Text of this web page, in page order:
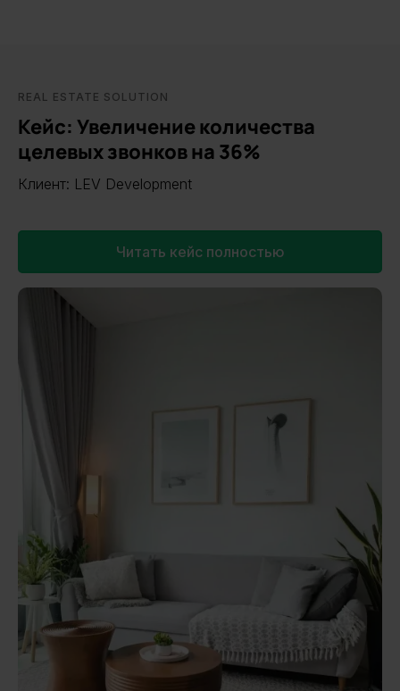
REAL ESTATE SOLUTION
Кейс: Увеличение количества
целевых звонков на 36%
Клиент: LEV Development
Читать кейс полностью